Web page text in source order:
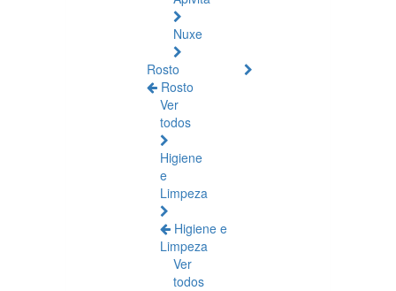
Nuxe
Rosto
Rosto
Ver
todos
Higiene
e
Limpeza
Higiene e
Limpeza
Ver
todos